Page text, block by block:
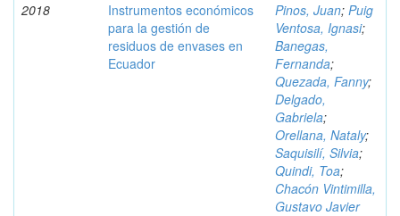
2018
Instrumentos económicos
para la gestión de
residuos de envases en
Ecuador
Pinos, Juan; Puig
Ventosa, Ignasi;
Banegas,
Fernanda;
Quezada, Fanny;
Delgado,
Gabriela;
Orellana, Nataly;
Saquisilí, Silvia;
Quindi, Toa;
Chacón Vintimilla,
Gustavo Javier